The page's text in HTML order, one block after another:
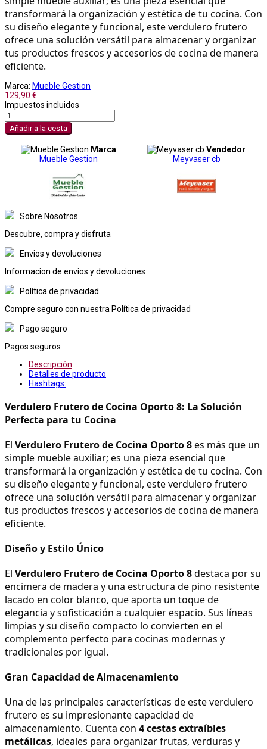
transformará la organización y estética de tu cocina. Con
su diseño elegante y funcional, este verdulero frutero
ofrece una solución versátil para almacenar y organizar
tus productos frescos y accesorios de cocina de manera
eficiente.
Marca: Mueble Gestion
129,90 €
Impuestos incluidos
Añadir a la cesta
Marca
Mueble Gestion
Vendedor
Meyvaser cb
Sobre Nosotros
Descubre, compra y disfruta
Envios y devoluciones
Informacion de envios y devoluciones
Política de privacidad
Compre seguro con nuestra Política de privacidad
Pago seguro
Pagos seguros
Descripción
Detalles de producto
Hashtags:
Verdulero Frutero de Cocina Oporto 8: La Solución
Perfecta para tu Cocina
El Verdulero Frutero de Cocina Oporto 8 es más que un
simple mueble auxiliar; es una pieza esencial que
transformará la organización y estética de tu cocina. Con
su diseño elegante y funcional, este verdulero frutero
ofrece una solución versátil para almacenar y organizar
tus productos frescos y accesorios de cocina de manera
eficiente.
Diseño y Estilo Único
El Verdulero Frutero de Cocina Oporto 8 destaca por su
encimera de madera y una estructura de pino resistente
lacado en color blanco, que aporta un toque de
elegancia y sofisticación a cualquier espacio. Sus líneas
limpias y su diseño compacto lo convierten en el
complemento perfecto para cocinas modernas y
tradicionales por igual.
Gran Capacidad de Almacenamiento
Una de las principales características de este verdulero
frutero es su impresionante capacidad de
almacenamiento. Cuenta con 4 cestas extraíbles
metálicas, ideales para organizar frutas, verduras y